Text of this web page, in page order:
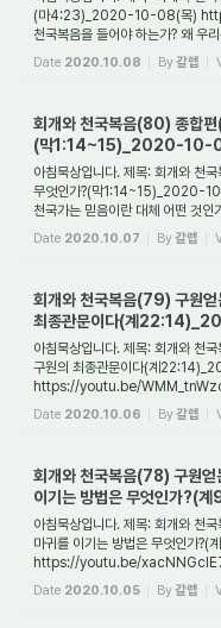
(마4:23)_2020-10-08(목)
천국복음을 들어야 하는가? 왜 우
전파하셨던 복음이 "천국복음"...
Date 2020.10.08 By갈렙
회개와 천국복음(80) 종합
(막1:14~15)_2020-10-
아침묵상입니다. 제목: 회개와 천
무엇인가?(막
천국가는 믿음이란 대체 어떤 것
방법"과 "믿음의 시...
Date 2020.10.07 By갈렙
회개와 천국복음(79) 구원
최종관문이다(계
아침묵상입니다. 제목: 회개와 천
구원의 최종관문이다(계
https://youtu.be/
사람들 중에 가장 불쌍한 사람은 누
Date 2020.10.06 By갈렙
회개와 천국복음(78) 구원
이기는 방법은 무엇인가
아침묵상입니다. 제목: 회개와 천
마귀를 이기는 방법은 무엇인
https://youtu.be/xacNNGcIE7I
있나요? 요한계시록에서 미래에 ...
Date 2020.10.05 By갈렙